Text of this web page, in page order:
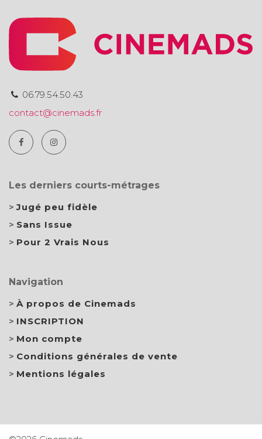
06.79.54.50.43
contact@cinemads.fr
Les derniers courts-métrages
Jugé peu fidèle
Sans Issue
Pour 2 Vrais Nous
Navigation
À propos de Cinemads
INSCRIPTION
Mon compte
Conditions générales de vente
Mentions légales